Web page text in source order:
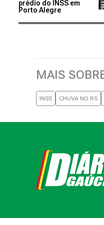
prédio do INSS em
Porto Alegre
MAIS
INSS CHUVA NO RS